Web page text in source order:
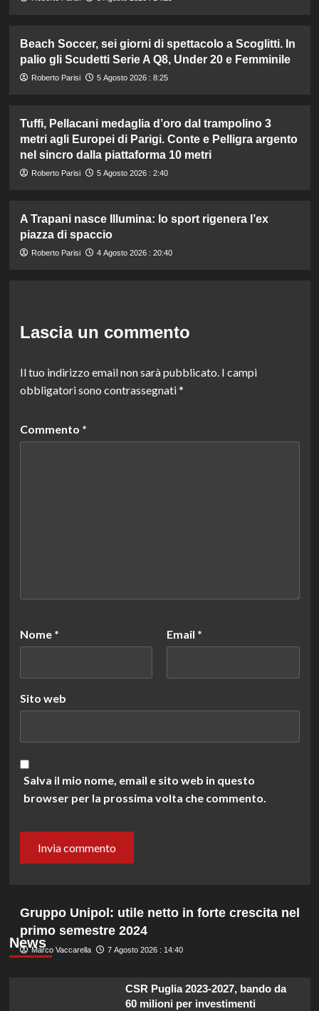
Beach Soccer, sei giorni di spettacolo a Scoglitti. In
palio gli Scudetti Serie A Q8, Under 20 e Femminile
Roberto Parisi 5 Agosto 2026 : 8:25
Tuffi, Pellacani medaglia d’oro dal trampolino 3
metri agli Europei di Parigi. Conte e Pelligra argento
nel sincro dalla piattaforma 10 metri
Roberto Parisi 5 Agosto 2026 : 2:40
A Trapani nasce Illumina: lo sport rigenera l’ex
piazza di spaccio
Roberto Parisi 4 Agosto 2026 : 20:40
Lascia un commento
Il tuo indirizzo email non sarà pubblicato. I campi
obbligatori sono contrassegnati*
Commento *
Nome * Email *
Sito web
Salva il mio nome, email e sito web in questo
browser per la prossima volta che commento.
News
Gruppo Unipol: utile netto in forte crescita nel
primo semestre 2024
Marco Vaccarella 7 Agosto 2026 : 14:40
CSR Puglia 2023-2027, bando da
60 milioni per investimenti